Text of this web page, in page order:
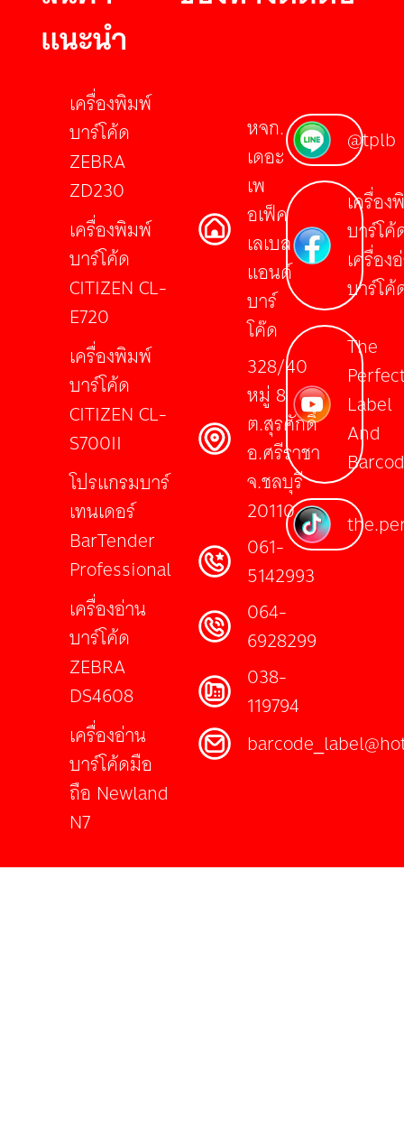
แนะนำ
เครื่องพิมพ์
บาร์โค้ด
ZEBRA
ZD230
เครื่องพิมพ์
บาร์โค้ด
CITIZEN CL-
E720
เครื่องพิมพ์
บาร์โค้ด
CITIZEN CL-
S700II
โปรแกรมบาร์
เทนเดอร์
BarTender
Professional
เครื่องอ่าน
บาร์โค้ด
ZEBRA
DS4608
เครื่องอ่าน
บาร์โค้ดมือ
ถือ Newland
N7
หจก.
เดอะ
เพ
อเฟ็ค
เลเบล
แอนด์
บาร์
โค๊ด
328/40
หมู่ 8
ต.สุรศักดิ์
อ.ศรีราชา
จ.ชลบุรี
20110
061-
5142993
064-
6928299
038-
119794
@tplb
เครื่อ
บาร์โค้
เครื่อง
บาร์โค้
The
Label
And